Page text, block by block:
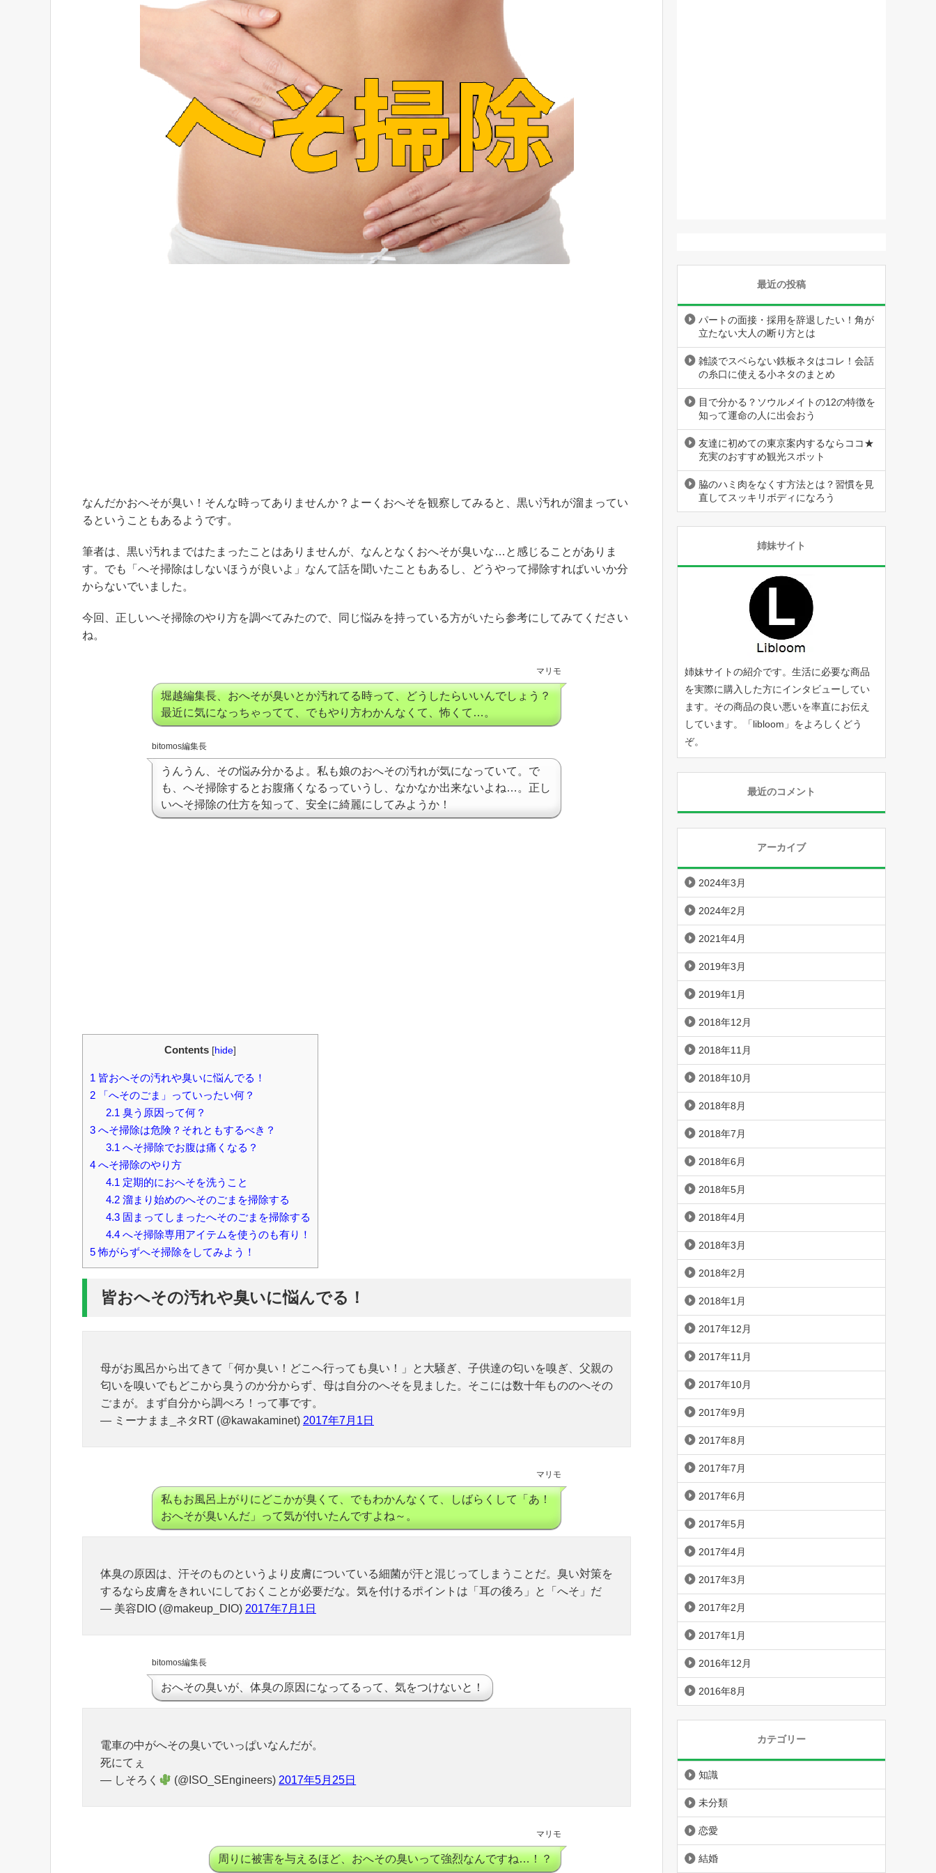
なんだかおへそが臭い！そんな時ってありませんか？よーくおへそを観察してみると、黒い汚れが溜まってい
るということもあるようです。
筆者は、黒い汚れまではたまったことはありませんが、なんとなくおへそが臭いな…と感じることがありま
す。でも「へそ掃除はしないほうが良いよ」なんて話を聞いたこともあるし、どうやって掃除すればいいか分
からないでいました。
今回、正しいへそ掃除のやり方を調べてみたので、同じ悩みを持っている方がいたら参考にしてみてください
ね。
マリモ
堀越編集長、おへそが臭いとか汚れてる時って、どうしたらいいんでしょう？
最近に気になっちゃってて、でもやり方わかんなくて、怖くて…。
bitomos編集長
うんうん、その悩み分かるよ。私も娘のおへその汚れが気になっていて。で
も、へそ掃除するとお腹痛くなるっていうし、なかなか出来ないよね…。正し
いへそ掃除の仕方を知って、安全に綺麗にしてみようか！
Contents [hide]
1 皆おへその汚れや臭いに悩んでる！
2 「へそのごま」っていったい何？
2.1 臭う原因って何？
3 へそ掃除は危険？それともするべき？
3.1 へそ掃除でお腹は痛くなる？
4 へそ掃除のやり方
4.1 定期的におへそを洗うこと
4.2溜まり始めのへそのごまを掃除する
4.3固まってしまったへそのごまを掃除する
4.4へそ掃除専用アイテムを使うのも有り！
5怖がらずへそ掃除をしてみよう！
皆おへその汚れや臭いに悩んでる！
母がお風呂から出てきて「何か臭い！どこへ行っても臭い！」と大騒ぎ、子供達の匂いを嗅ぎ、父親の
匂いを嗅いでもどこから臭うのか分からず、母は自分のへそを見ました。そこには数十年もののへその
ごまが。まず自分から調べろ！って事です。
— ミーナまま_ネタRT (@kawakaminet) 2017年7月1日
マリモ
私もお風呂上がりにどこかが臭くて、でもわかんなくて、しばらくして「あ！
おへそが臭いんだ」って気が付いたんですよね～。
体臭の原因は、汗そのものというより皮膚についている細菌が汗と混じってしまうことだ。臭い対策を
するなら皮膚をきれいにしておくことが必要だな。気を付けるポイントは「耳の後ろ」と「へそ」だ
— 美容DIO (@makeup_DIO) 2017年7月1日
bitomos編集長
おへその臭いが、体臭の原因になってるって、気をつけないと！
電車の中がへその臭いでいっぱいなんだが。
死にてぇ
— しそろく
(@ISO_SEngineers) 2017年5月25日
マリモ
周りに被害を与えるほど、おへその臭いって強烈なんですね…！？
最近の投稿
パートの面接・採用を辞退したい！角が
立たない大人の断り方とは
雑談でスベらない鉄板ネタはコレ！会話
の糸口に使える小ネタのまとめ
目で分かる？ソウルメイトの12の特徴を
知って運命の人に出会おう
友達に初めての東京案内するならココ★
充実のおすすめ観光スポット
脇のハミ肉をなくす方法とは？習慣を見
直してスッキリボディになろう
姉妹サイト
姉妹サイトの紹介です。生活に必要な商品
を実際に購入した方にインタビューしてい
ます。その商品の良い悪いを率直にお伝え
しています。「libloom 」をよろしくどう
ぞ。
最近のコメント
アーカイブ
2024年3月
2024年2月
2021年4月
2019年3月
2019年1月
2018年12月
2018年11月
2018年10月
2018年8月
2018年7月
2018年6月
2018年5月
2018年4月
2018年3月
2018年2月
2018年1月
2017年12月
2017年11月
2017年10月
2017年9月
2017年8月
2017年7月
2017年6月
2017年5月
2017年4月
2017年3月
2017年2月
2017年1月
2016年12月
2016年8月
カテゴリー
知識
未分類
恋愛
結婚